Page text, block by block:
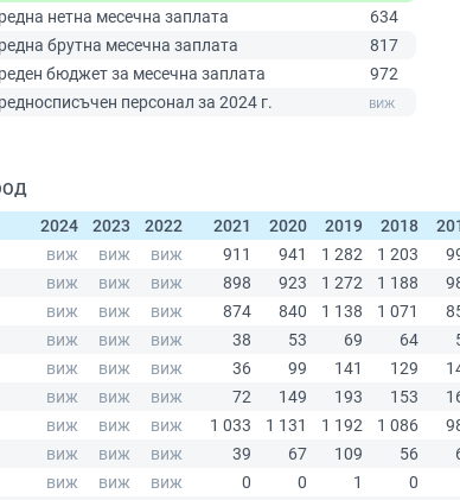
нетна месечна заплата
634
брутна месечна заплата
817
бюджет за месечна заплата
972
персонал за 2024 г.
2024
2023 2022 2021 2020 2019 2018